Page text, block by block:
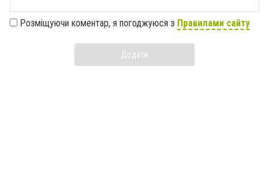
Розміщуючи коментар, я погоджуюся з Правилами сайту
Додати